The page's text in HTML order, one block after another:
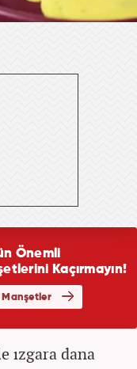
ızgara dana